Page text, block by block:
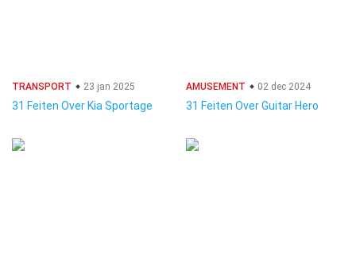
TRANSPORT 23 jan 2025
31 Feiten Over Kia Sportage
AMUSEMENT 02 dec 2024
31 Feiten Over Guitar Hero